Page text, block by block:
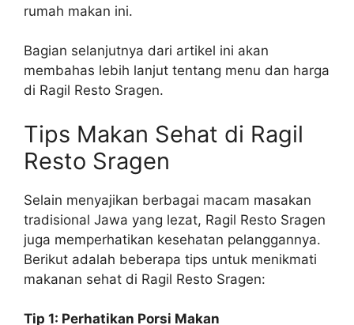
rumah makan ini.
Bagian selanjutnya dari artikel ini akan
membahas lebih lanjut tentang menu dan harga
di Ragil Resto Sragen.
Tips Makan Sehat di Ragil
Resto Sragen
Selain menyajikan berbagai macam masakan
tradisional Jawa yang lezat, Ragil Resto Sragen
juga memperhatikan kesehatan pelanggannya.
Berikut adalah beberapa tips untuk menikmati
makanan sehat di Ragil Resto Sragen:
Tip 1: Perhatikan Porsi Makan